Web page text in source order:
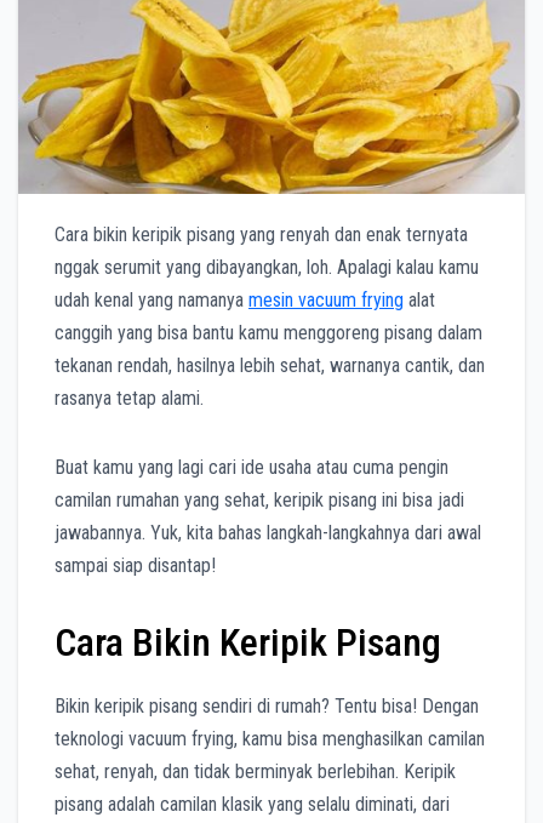
Cara bikin keripik pisang yang renyah dan enak ternyata
nggak serumit yang dibayangkan, loh. Apalagi kalau kamu
udah kenal yang namanya mesin vacuum frying alat
canggih yang bisa bantu kamu menggoreng pisang dalam
tekanan rendah, hasilnya lebih sehat, warnanya cantik, dan
rasanya tetap alami.
Buat kamu yang lagi cari ide usaha atau cuma pengin
camilan rumahan yang sehat, keripik pisang ini bisa jadi
jawabannya. Yuk, kita bahas langkah-langkahnya dari awal
sampai siap disantap!
Cara Bikin Keripik Pisang
Bikin keripik pisang sendiri di rumah? Tentu bisa! Dengan
teknologi vacuum frying, kamu bisa menghasilkan camilan
sehat, renyah, dan tidak berminyak berlebihan. Keripik
pisang adalah camilan klasik yang selalu diminati, dari